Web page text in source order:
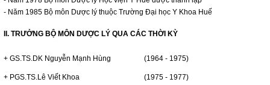
- Năm 1985 Bộ môn Dược lý thuộc Trường Đại học Y Khoa Huế
II. TRƯỞNG BỘ MÔN DƯỢC LÝ QUA CÁC THỜI KỲ
+ GS.TS.DK Nguyễn Mạnh Hùng (1964 - 1975)
+ PGS.TS.Lê Viết Khoa (1975 - 1977)